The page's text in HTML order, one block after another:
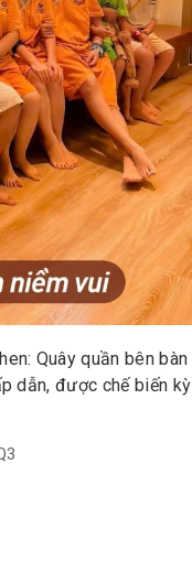
Quây quần bên bàn
dẫn, được chế biến kỳ